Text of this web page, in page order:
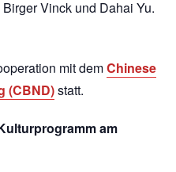
Vinck und Dahai Yu.
mit demChinese
(CBND)statt.
am